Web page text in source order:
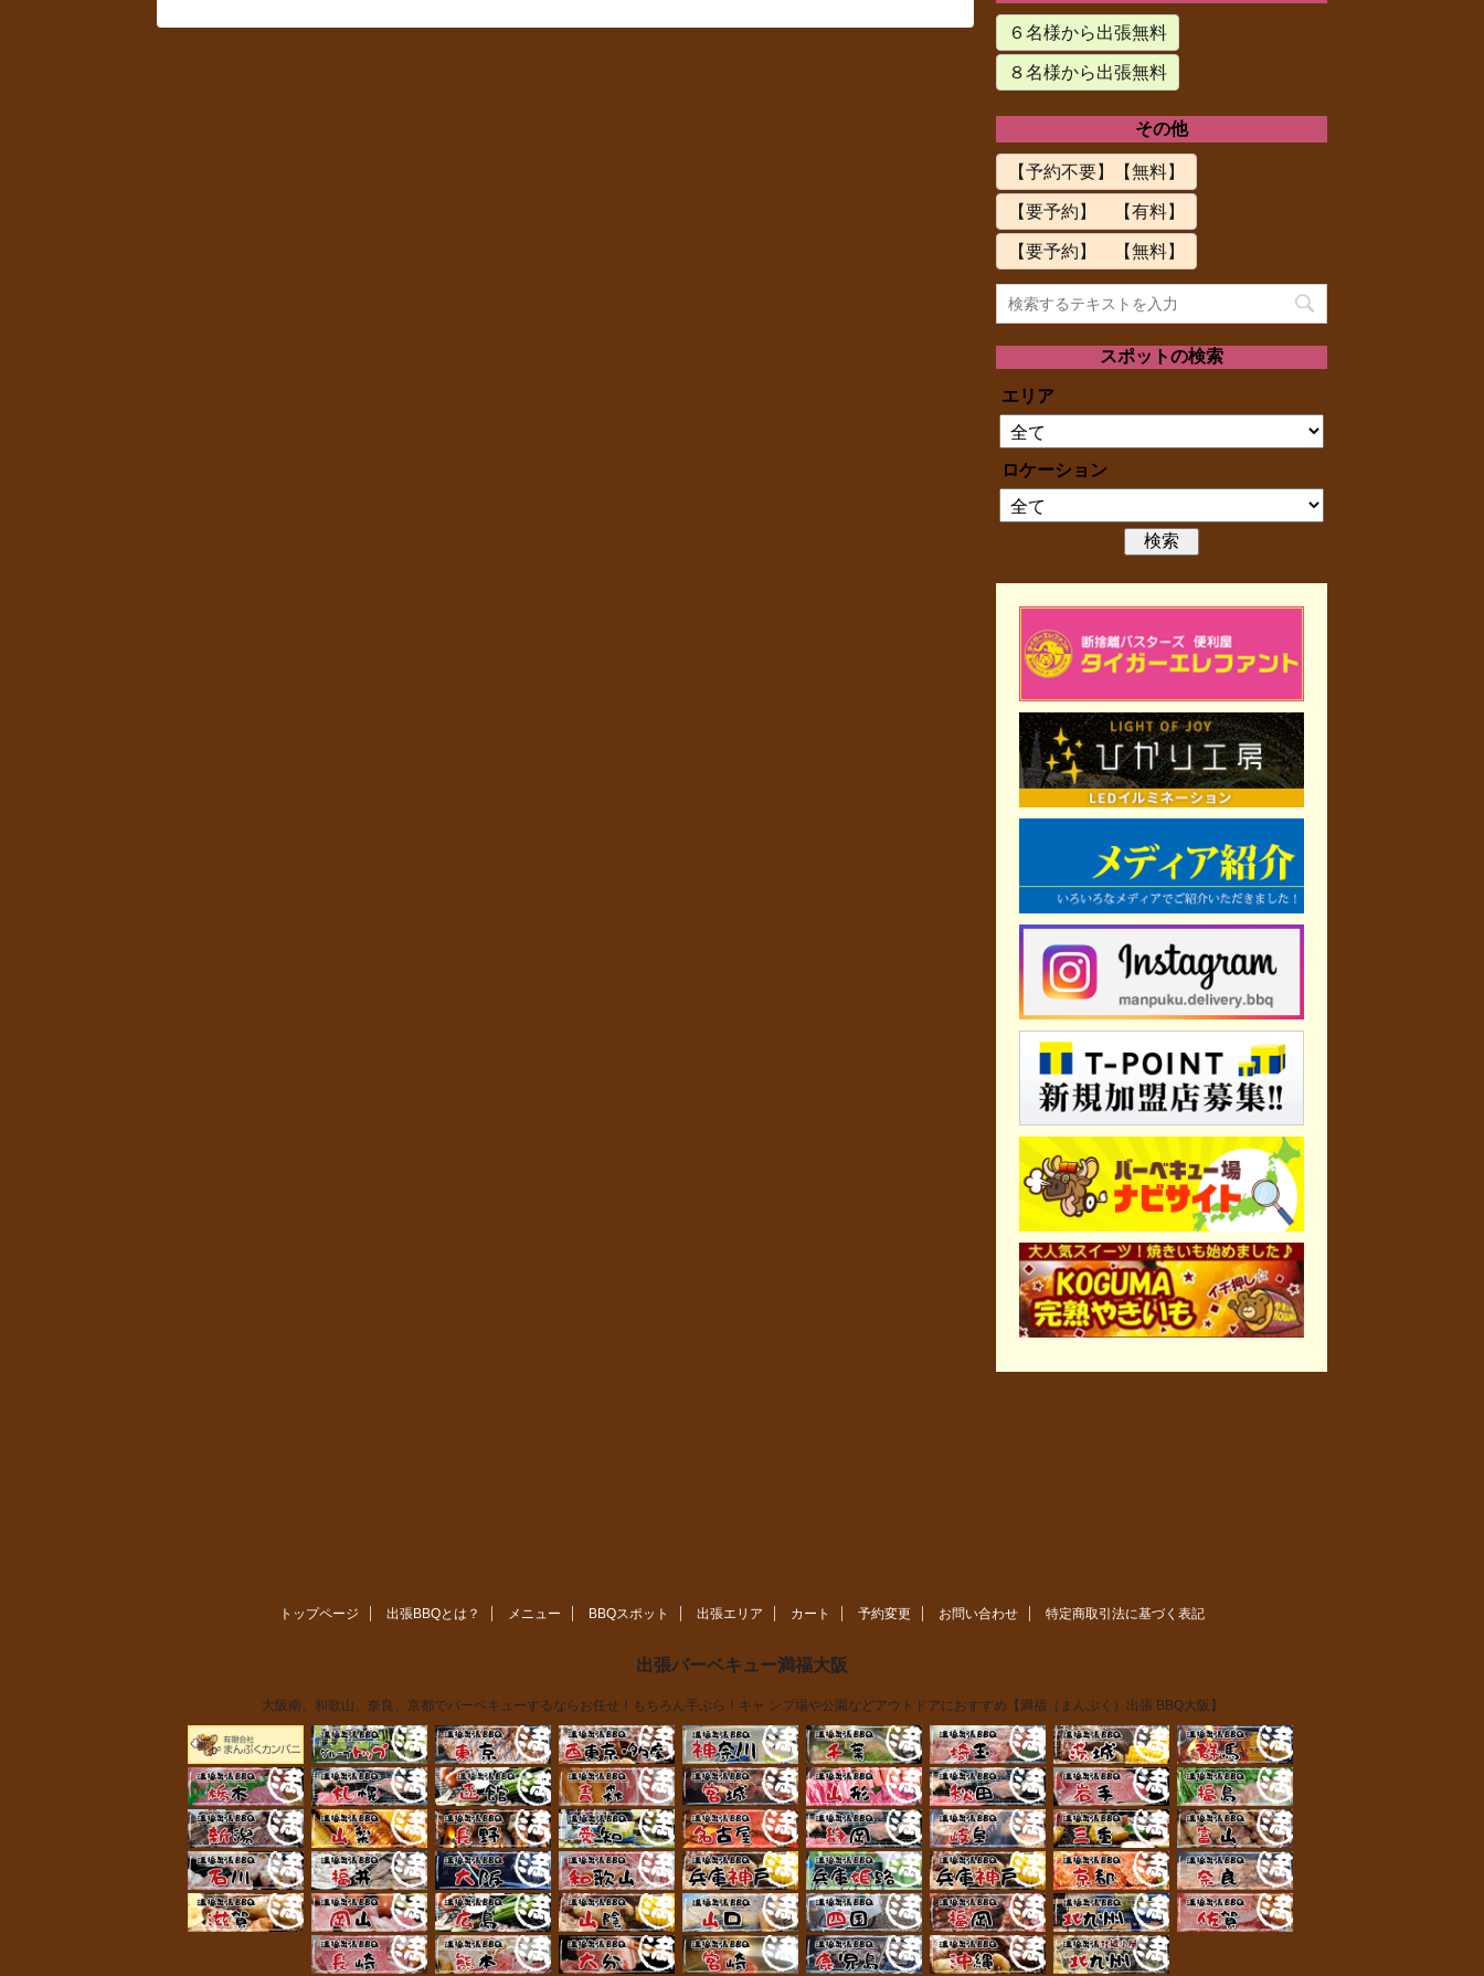
６名様から出張無料
８名様から出張無料
その他
【予約不要】【無料】
【要予約】 【有料】
【要予約】 【無料】
スポットの検索
エリア
ロケーション
トップページ 出張BBQとは？ メニュー BBQスポット 出張エリア カート 予約変更 お問い合わせ 特定商取引法に基づく表記
出張バーベキュー満福大阪
大阪南、和歌山、奈良、京都でバーベキューするならお任せ！もちろん手ぶら！キャ ンプ場や公園などアウトドアにおすすめ【満福（まんぷく）出張 BBQ大阪】